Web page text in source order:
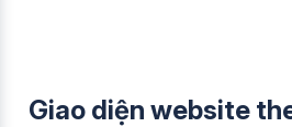
Giao diện website